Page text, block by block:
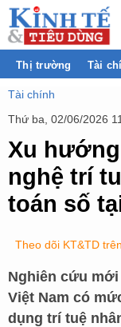
Thị trường Tài
Tài chính
Thứ ba, 02/06/2026
Xu
nghệ trí
toán số
Theo dõi KT&TD trên
Nghiên cứu
Việt Nam có
dụng trí tuệ